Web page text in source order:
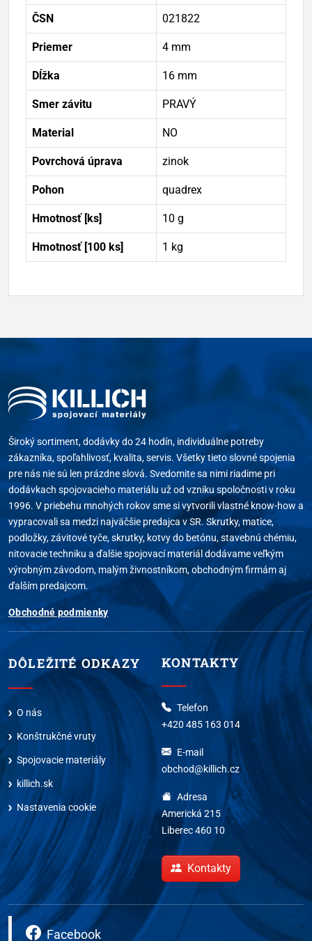
ČSN 021822
Priemer 4 mm
Dĺžka 16 mm
Smer závitu PRAVÝ
Material NO
Povrchová úprava zinok
Pohon quadrex
Hmotnosť [ks] 10 g
Hmotnosť [100 ks] 1 kg
Široký sortiment, dodávky do 24 hodín, individuálne potreby
zákazníka, spoľahlivosť, kvalita, servis. Všetky tieto slovné spojenia
pre nás nie sú len prázdne slová. Svedomite sa nimi riadime pri
dodávkach spojovacieho materiálu už od vzniku spoločnosti v roku
1996. V priebehu mnohých rokov sme si vytvorili vlastné know-how a
vypracovali sa medzi najväčšie predajca v SR. Skrutky, matice,
podložky, závitové tyče, skrutky, kotvy do betónu, stavebnú chémiu,
nitovacie techniku a ďalšie spojovací materiál dodávame veľkým
výrobným závodom, malým živnostníkom, obchodným firmám aj
ďalším predajcom.
Obchodné podmienky
DÔLEŽITÉ ODKAZY
O nás
Konštrukčné vruty
Spojovacie materiály
killich.sk
Nastavenia cookie
KONTAKTY
Telefon
+420 485 163 014
E-mail
obchod@killich.cz
Adresa
Americká 215
Liberec 460 10
Kontakty
Facebook